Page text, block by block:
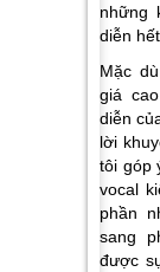
những
diễn
Mặc
giá
diễn
lời
tôi góp
vocal
phần
sang
được